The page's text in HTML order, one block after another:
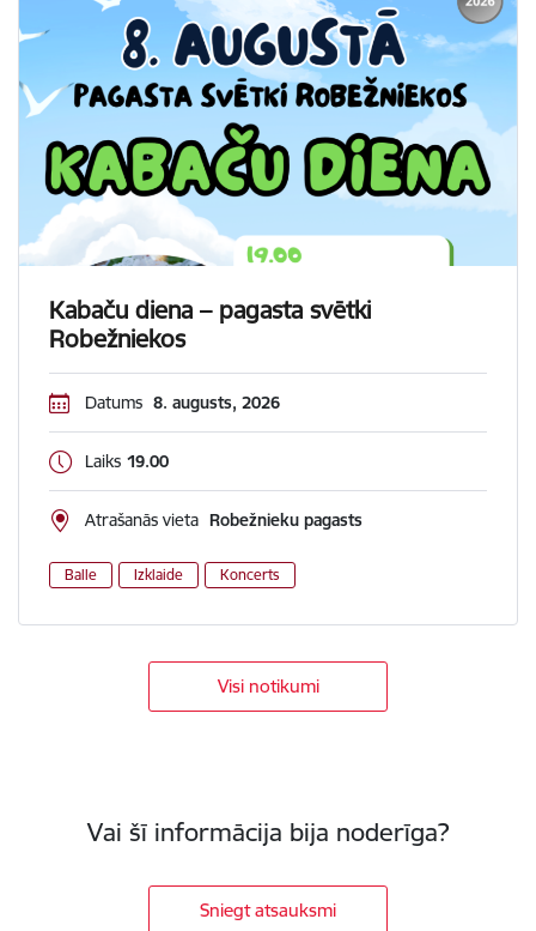
Kabaču diena – pagasta svētki
Robežniekos
Datums 8. augusts, 2026
Laiks 19.00
Atrašanās vieta Robežnieku pagasts
Balle Izklaide Koncerts
Visi notikumi
Vai šī informācija bija noderīga?
Sniegt atsauksmi